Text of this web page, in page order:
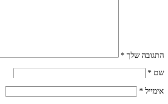
התגובה שלך *
שם *
אימייל *